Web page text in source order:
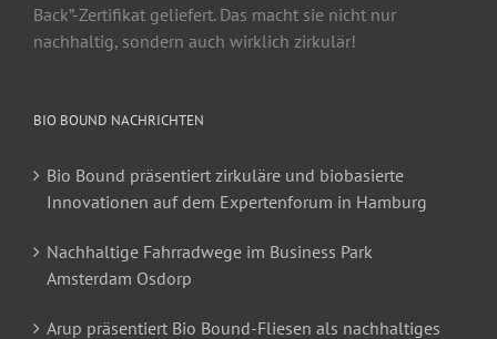
Back”-Zertifikat geliefert. Das macht sie nicht nur
nachhaltig, sondern auch wirklich zirkulär!
BIO BOUND NACHRICHTEN
Bio Bound präsentiert zirkuläre und biobasierte
Innovationen auf dem Expertenforum in Hamburg
Nachhaltige Fahrradwege im Business Park
Amsterdam Osdorp
Arup präsentiert Bio Bound-Fliesen als nachhaltiges